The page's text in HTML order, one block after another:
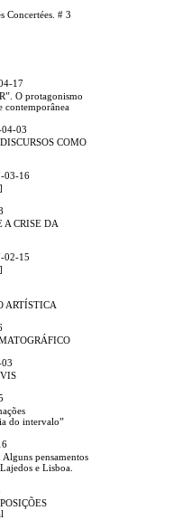
Concertées. # 3
17
O protagonismo
contemporânea
03
COMO
03-16
A CRISE DA
02-15
ARTÍSTICA
do intervalo”
pensamentos
e Lisboa.